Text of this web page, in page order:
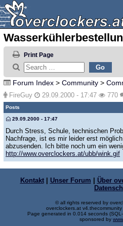
Print Page
Forum Index > Community >
FireGuy 29.09.2000 - 17:47 770
Posts
29.09.2000 - 17:47
Durch Stress, Schule, technischen
Nachfrage, ist es mir leider erst
abzusenden. Ich bitte noch um ein
http://www.overclockers.at/ubb/wink.gif
Kontakt| Unser Forum Über
© all rights reserved by
overclockers.at
Page generated in 0.014 seconds
sponsored by